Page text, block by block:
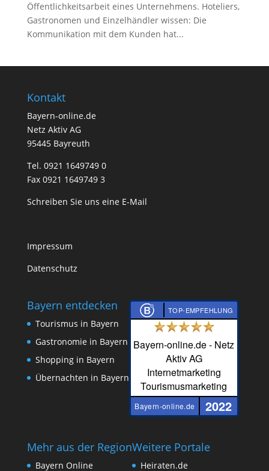
Öffentlichkeitsarbeit eines Unternehmens. Hoteliers,
Gastronomen und Einzelhändler wissen: Die
Kommunikation mit dem Kunden hat...
Kontakt
Bayern-online.de
Netz Aktiv AG
95445 Bayreuth
Tel. 0921 1649749 0
Fax 0921 1649749 3
Schreiben Sie uns eine E-Mail
Impressum
Datenschutz
Bayern entdecken
Tourismus in Bayern
Gastronomie in Bayern
Shopping in Bayern
Übernachten in Bayern
TOP-EMPFEHLUNG
Bayern-online.de - Netz
Aktiv AG
Internetmarketing
Tourismusmarketing
Bayern-online.de 2022
Mehr aus der Region
Bayern Online
Weitere Portale
Heiraten.de